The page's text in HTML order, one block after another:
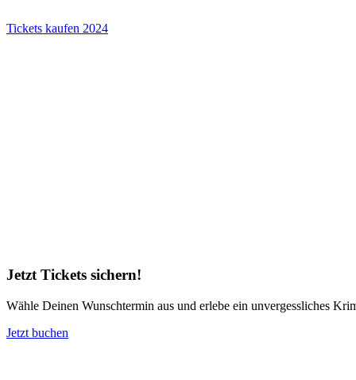
Tickets kaufen 2024
Jetzt Tickets sichern!
Wähle Deinen Wunschtermin aus und erlebe ein unvergessliches
Jetzt buchen